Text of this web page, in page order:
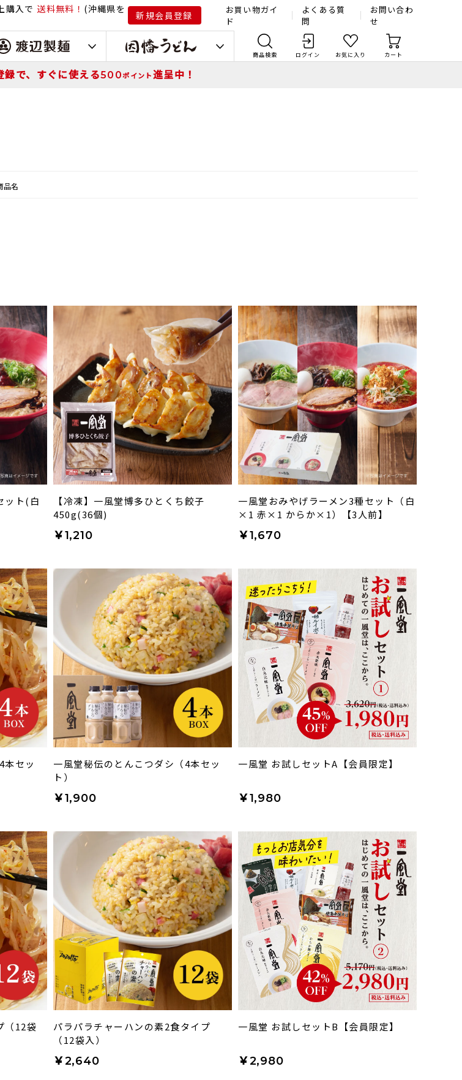
購入で 送料無料！ (沖縄県を
新規会員登録
お買い物ガイ
ド
よくある質
問
お問い合わ
せ
商品検索 ログイン お気に入り カート
録で、すぐに使える500ポイント進呈中！
品名
ット(白
【冷凍】一風堂博多ひとくち餃子
450g(36個)
￥1,210
一風堂おみやげラーメン3種セット（白
×1 赤×1 からか×1）【3人前】
￥1,670
本セッ
一風堂秘伝のとんこつダシ（4本セッ
ト）
￥1,900
一風堂 お試しセットA【会員限定】
￥1,980
（12袋
パラパラチャーハンの素2食タイプ
（12袋入）
￥2,640
一風堂 お試しセットB【会員限定】
￥2,980